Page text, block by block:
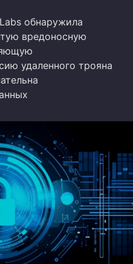
обнаружила
вредоносную
удаленного трояна